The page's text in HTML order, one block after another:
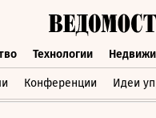
Технологии
Конференции Идеи
Технологии